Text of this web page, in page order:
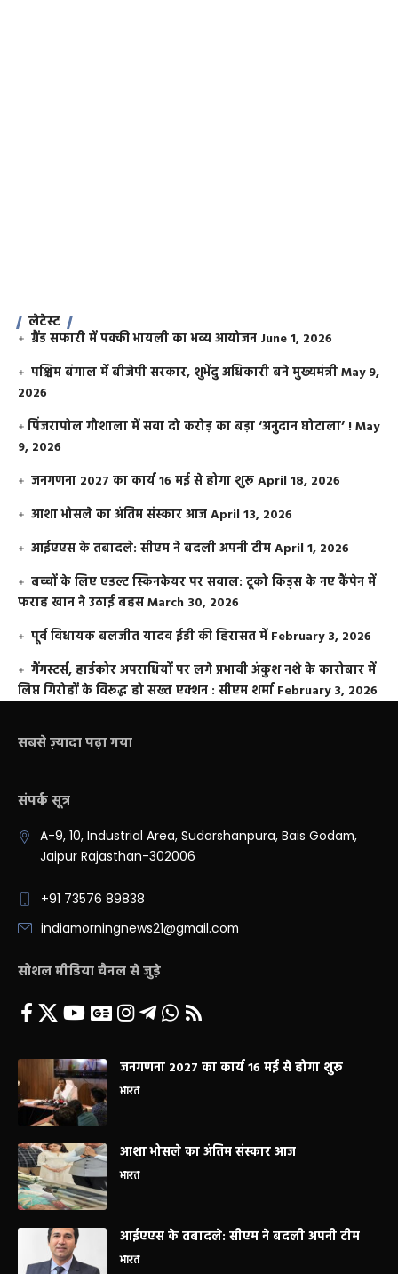
लेटेस्ट
ग्रैंड सफारी में पक्की भायली का भव्य आयोजन June 1, 2026
पश्चिम बंगाल में बीजेपी सरकार, शुभेंदु अधिकारी बने मुख्यमंत्रीMay 9,
2026
​पिंजरापोल गौशाला में सवा दो करोड़ का बड़ा ‘अनुदान घोटाला’ !May
9, 2026
जनगणना 2027 का कार्य 16 मई से होगा शुरूApril 18, 2026
आशा भोसले का अंतिम संस्कार आजApril 13, 2026
आईएएस के तबादले: सीएम ने बदली अपनी टीमApril 1, 2026
बच्चों के लिए एडल्ट स्किनकेयर पर सवाल: टूको किड्स के नए कैंपेन में
फराह खान ने उठाई बहसMarch 30, 2026
पूर्व विधायक बलजीत यादव ईडी की हिरासत में February 3, 2026
गैंगस्टर्स, हार्डकोर अपराधियों पर लगे प्रभावी अंकुश नशे के कारोबार में
लिप्त गिरोहों के विरूद्ध हो सख्त एक्शन : सीएम शर्मा February 3, 2026
सबसे ज़्यादा पढ़ा गया
संपर्क सूत्र
A-9, 10, Industrial Area, Sudarshanpura, Bais Godam,
Jaipur Rajasthan-302006
+91 73576 89838
indiamorningnews21@gmail.com
सोशल मीडिया चैनल से जुड़े
जनगणना 2027 का कार्य 16 मई से होगा शुरू
भारत
आशा भोसले का अंतिम संस्कार आज
भारत
आईएएस के तबादले: सीएम ने बदली अपनी टीम
भारत